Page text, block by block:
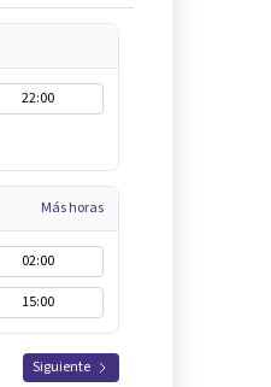
22:00
Más horas
02:00
15:00
Siguiente